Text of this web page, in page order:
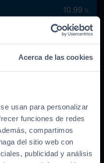
Acerca de las cookies
usan para personalizar
funciones de redes
compartimos
del sitio web con
publicidad y análisis
10.99 %